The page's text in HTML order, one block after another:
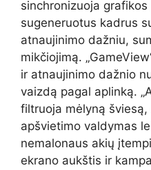
sinchronizuoja
sugeneruotus kadrus
atnaujinimo dažniu,
mikčiojimą.
ir atnaujinimo dažnio
vaizdą pagal aplinką.
filtruoja mėlyną šviesą,
apšvietimo valdymas
nemalonaus akių
ekrano aukštis ir